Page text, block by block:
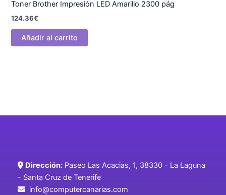
Toner Brother Impresión LED Amarillo 2300 pág
124.36€
Añadir al carrito
Dirección: Paseo Las Acacias, 1, 38330 - La Laguna
- Santa Cruz de Tenerife
info@computercanarias.com